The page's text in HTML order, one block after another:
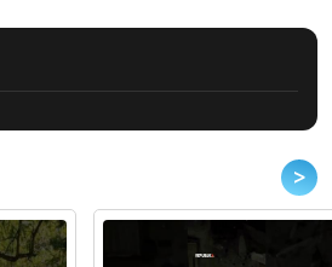
>